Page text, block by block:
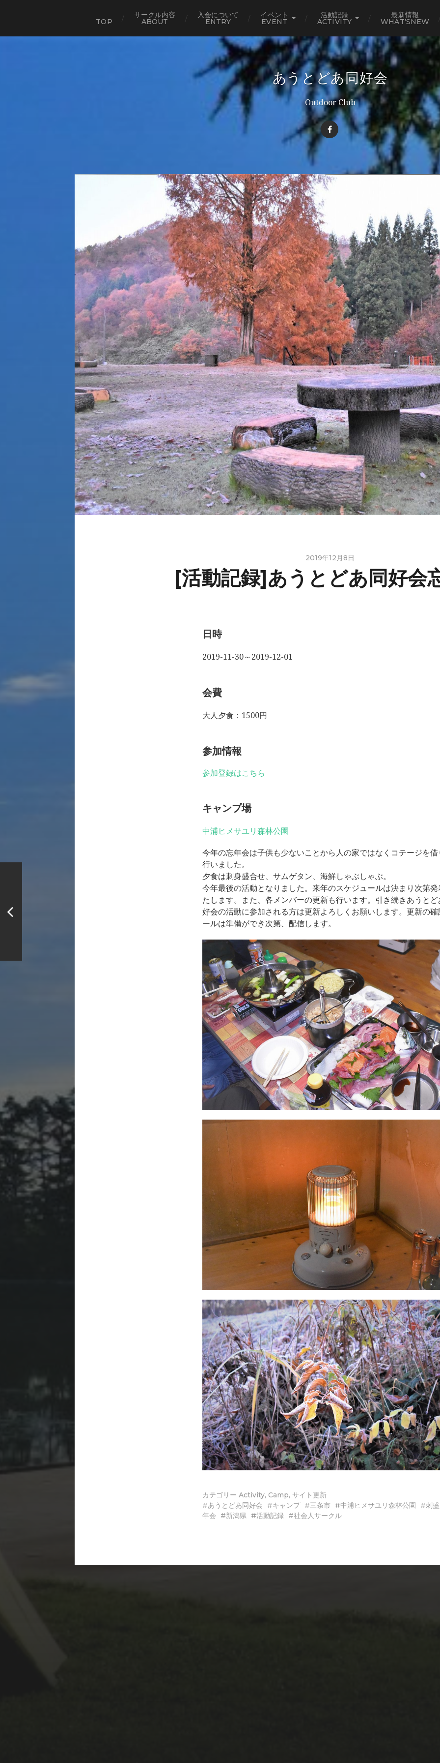
TOP
サークル内容
ABOUT
入会について
ENTRY
イベント
EVENT
活動記録
ACTIVITY
最新情報
WHAT’SNEW
あうとどあ同好会
Outdoor Club
2019年12月8日
[活動記録]あうとどあ同好会
日時
2019-11-30～2019-12-01
会費
大人夕食：1500円
参加情報
参加登録はこちら
キャンプ場
中浦ヒメサユリ森林公園
今年の忘年会は子供も少ないことから人の家ではなくコテージを借
行いました。
夕食は刺身盛合せ、サムゲタン、海鮮しゃぶしゃぶ。
今年最後の活動となりました。来年のスケジュールは決まり次第発
たします。また、各メンバーの更新も行います。引き続きあうとど
好会の活動に参加される方は更新よろしくお願いします。更新の確
ールは準備ができ次第、配信します。
カテゴリー Activity, Camp, サイト更新
あうとどあ同好会
キャンプ 三条市 中浦ヒメサユリ森林公園
刺盛
年会
新潟県 活動記録 社会人サークル